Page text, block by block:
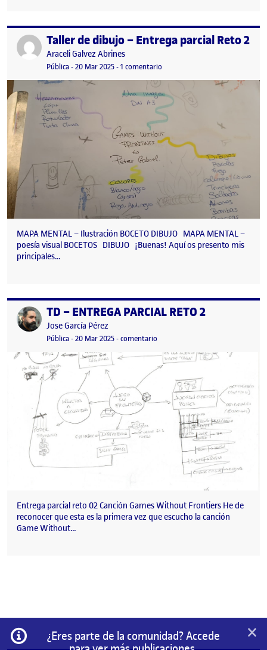
Publicado porTaller de dibujo – Entrega parcial Reto 2
Publicado por
Araceli Galvez Abrines
Visibilidad:
Pública-Fecha de publicación
20 Mar 2025-1 comentario
MAPA MENTAL – Ilustración BOCETO DIBUJO MAPA MENTAL –
poesía visual BOCETOS DIBUJO ¡Buenas! Aquí os presento mis
principales…
Publicado porTD – ENTREGA PARCIAL RETO 2
Publicado por
Jose García Pérez
Visibilidad:
Pública-Fecha de publicación
20 Mar 20257 mayo, 2026 11:27 am
-comentario
Entrega parcial reto 02 Canción Games Without Frontiers He de
reconocer que esta es la primera vez que escucho la canción
Game Without…
Información
¿Eres parte de la comunidad? Accede
×